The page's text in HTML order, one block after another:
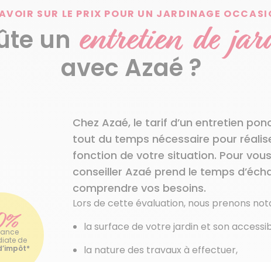
SUR LE PRIX POUR UN JARDINAGE
un entretien de
avec Azaé ?
de
Chez Azaé, le tarif d’un entretien
tout du temps nécessaire pour
fonction de votre situation. Pour
conseiller Azaé prend le temps
comprendre vos besoins.
Lors de cette évaluation, nous prenons
la surface de votre jardin et son
la nature des travaux à effectuer,